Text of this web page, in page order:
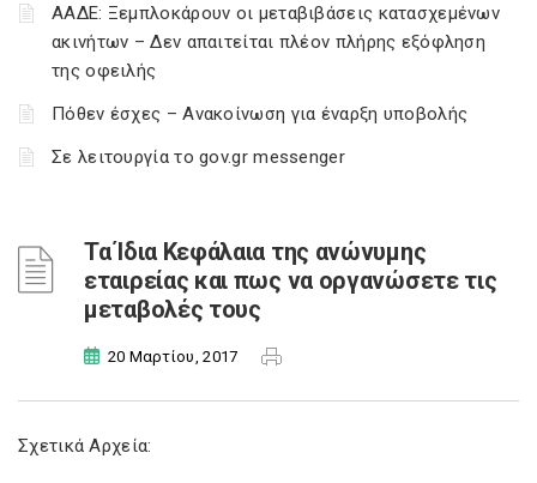
ΑΑΔΕ: Ξεμπλοκάρουν οι μεταβιβάσεις κατασχεμένων
ακινήτων – Δεν απαιτείται πλέον πλήρης εξόφληση
της οφειλής
Πόθεν έσχες – Ανακοίνωση για έναρξη υποβολής
Σε λειτουργία το gov.gr messenger
Τα Ίδια Κεφάλαια της ανώνυμης
εταιρείας και πως να οργανώσετε τις
μεταβολές τους
20 Μαρτίου, 2017
Σχετικά Αρχεία: